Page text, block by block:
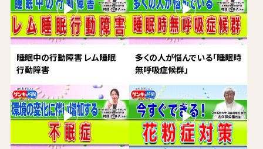
睡眠中の行動障害 レム睡眠
行動障害
多くの人が悩んでいる「睡眠時
無呼吸症候群」